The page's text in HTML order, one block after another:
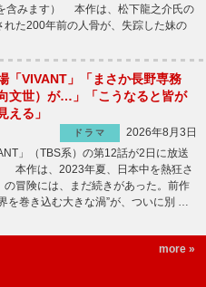
含みます） 本作は、松下龍之介氏の
た200年前の人骨が、失踪した妹の
「VIVANT」「まさか長野専務
向文世）が…」「こうなると皆が
える」
ドラマ
2026年8月3日
」（TBS系）の第12話が2日に放送
本作は、2023年夏、日本中を熱狂さ
冒険には、まだ続きがあった。前作
を巻き込む大きな渦”が、ついに別 …
more »